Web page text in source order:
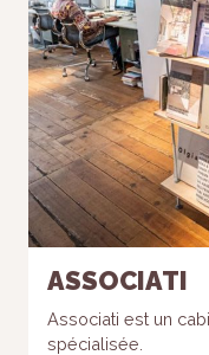
ASSOCIATI
Associati est un
spécialisée.